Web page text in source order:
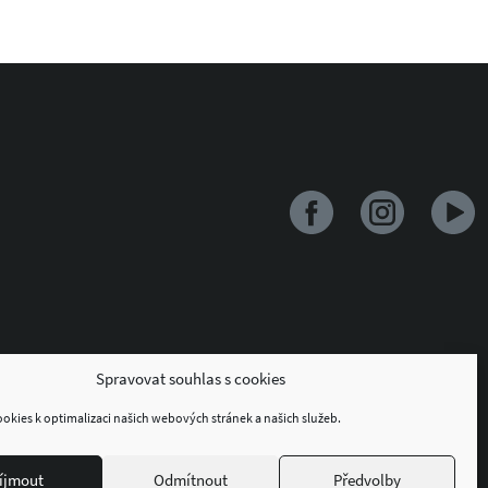
Spravovat souhlas s cookies
k optimalizaci našich webových stránek a našich služeb.
Odmítnout Předvolby